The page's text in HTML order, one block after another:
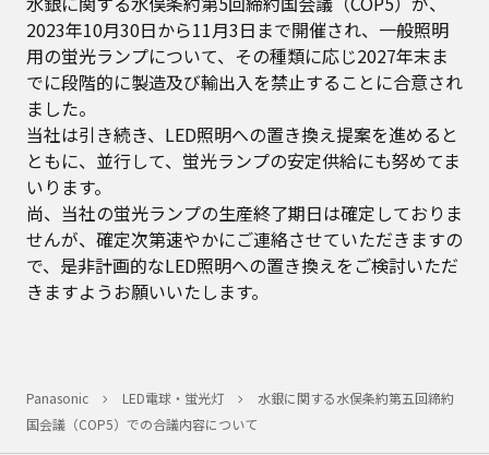
2023年10月30日から11月3日まで開催され、一般照明
用の蛍光ランプについて、その種類に応じ2027年末ま
でに段階的に製造及び輸出入を禁止することに合意され
ました。
当社は引き続き、LED照明への置き換え提案を進めると
ともに、並行して、蛍光ランプの安定供給にも努めてま
いります。
尚、当社の蛍光ランプの生産終了期日は確定しておりま
せんが、確定次第速やかにご連絡させていただきますの
で、是非計画的なLED照明への置き換えをご検討いただ
きますようお願いいたします。
Panasonic LED電球・蛍光灯
水銀に関する水俣条約第五回締約
国会議（COP5）での合議内容について